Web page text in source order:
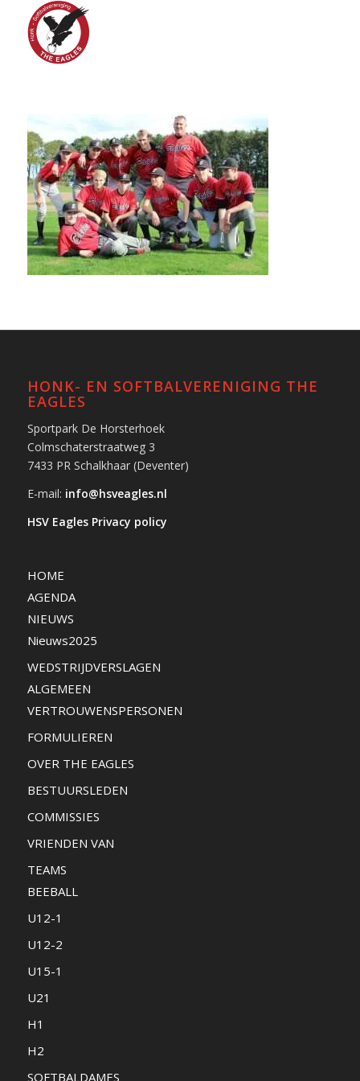
HONK- EN SOFTBALVERENIGING THE
EAGLES
Sportpark De Horsterhoek
Colmschaterstraatweg 3
7433 PR Schalkhaar (Deventer)
E-mail: info@hsveagles.nl
HSV Eagles Privacy policy
HOME
AGENDA
NIEUWS
Nieuws2025
WEDSTRIJDVERSLAGEN
ALGEMEEN
VERTROUWENSPERSONEN
FORMULIEREN
OVER THE EAGLES
BESTUURSLEDEN
COMMISSIES
VRIENDEN VAN
TEAMS
BEEBALL
U12-1
U12-2
U15-1
U21
H1
H2
SOFTBALDAMES